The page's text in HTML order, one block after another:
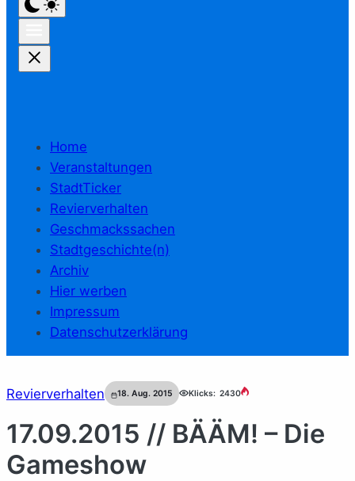
Home
Veranstaltungen
StadtTicker
Revierverhalten
Geschmackssachen
Stadtgeschichte(n)
Archiv
Hier werben
Impressum
Datenschutzerklärung
Revierverhalten 18. Aug. 2015 Klicks: 2430
17.09.2015 // BÄÄM! – Die
Gameshow